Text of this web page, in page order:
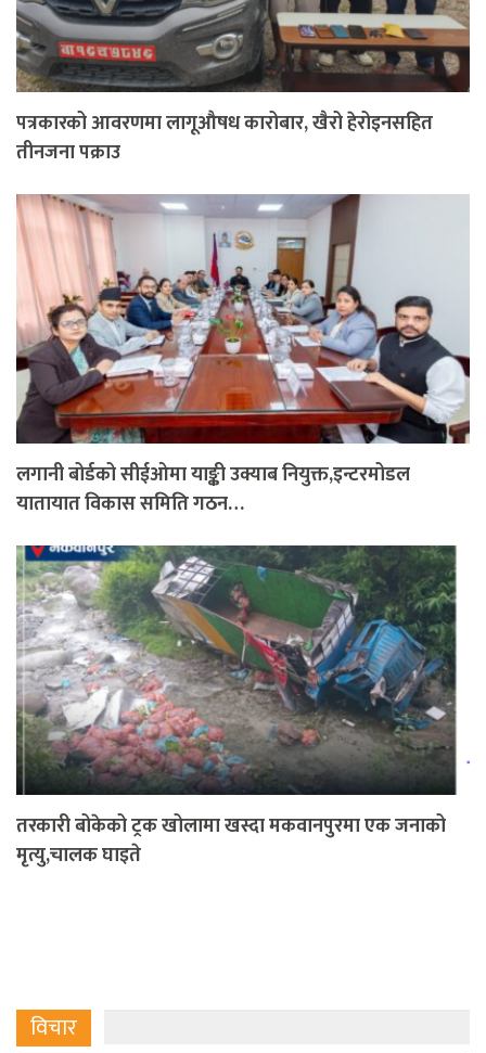
पत्रकारको आवरणमा लागूऔषध कारोबार, खैरो हेरोइनसहित
तीनजना पक्राउ
लगानी बोर्डको सीईओमा याङ्की उक्याब नियुक्त,इन्टरमोडल
यातायात विकास समिति गठन…
तरकारी बोकेको ट्रक खोलामा खस्दा मकवानपुरमा एक जनाको
मृत्यु,चालक घाइते
विचार